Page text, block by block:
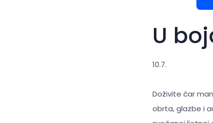
U
10.7.
Doživite čar
obrta, glazbe i